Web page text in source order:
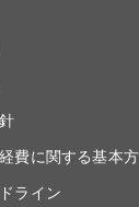
費に関する基本
ライン